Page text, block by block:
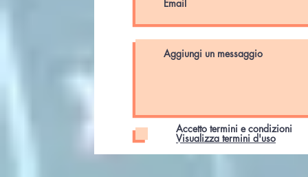
Accetto termini e condizioni
Visualizza termini d'uso